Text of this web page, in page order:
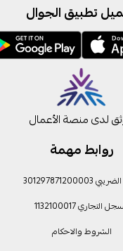
روابط مهمة
301297871200003
التجاري 1132100017
الشروط والاحكام
تطبيق الجوال
لدى منصة الأعمال